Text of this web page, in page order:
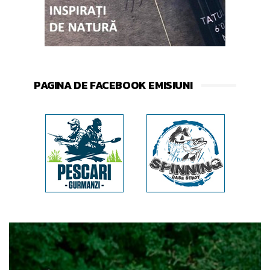
PAGINA DE FACEBOOK EMISIUNI